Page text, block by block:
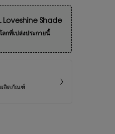
Loveshine Shade
กที่เปล่งประกายนี้
ผลิตภัณฑ์